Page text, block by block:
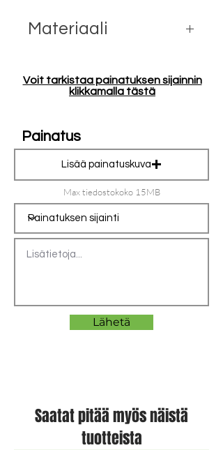
Materiaali
g/m²
Voit tarkistaa painatuksen sijainnin
klikkamalla tästä
Painatus
Lisää painatuskuva
Max tiedostokoko 15MB
Lähetä
Saatat pitää myös näistä
tuotteista